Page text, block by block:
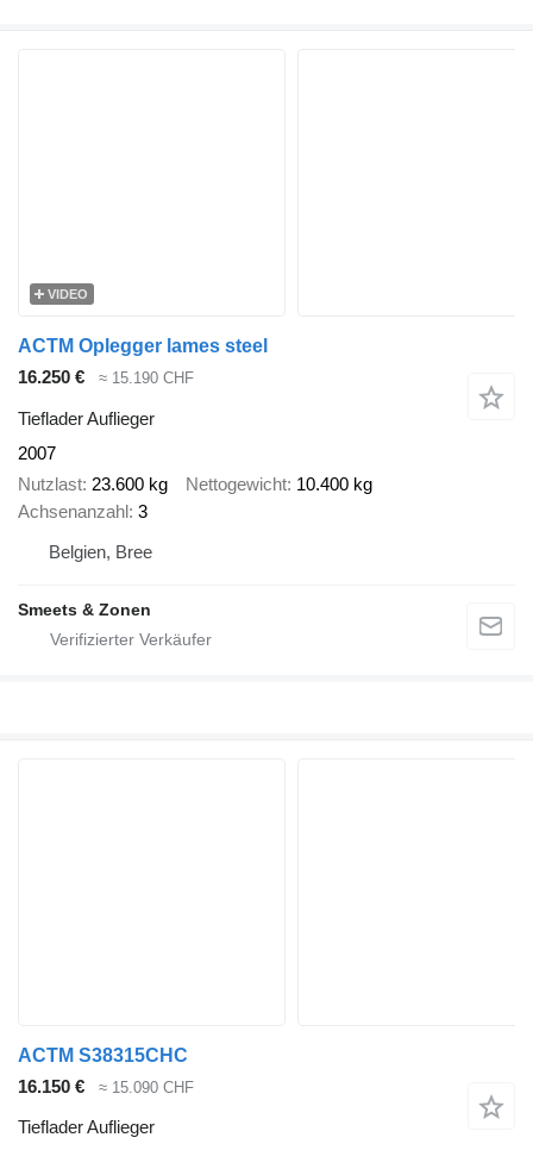
VIDEO
ACTM Oplegger lames steel
16.250 €
≈ 15.190 CHF
Tieflader Auflieger
2007
Nutzlast 23.600 kg Nettogewicht 10.400 kg
Achsenanzahl 3
Belgien, Bree
Smeets & Zonen
ACTM S38315CHC
16.150 €
≈ 15.090 CHF
Tieflader Auflieger